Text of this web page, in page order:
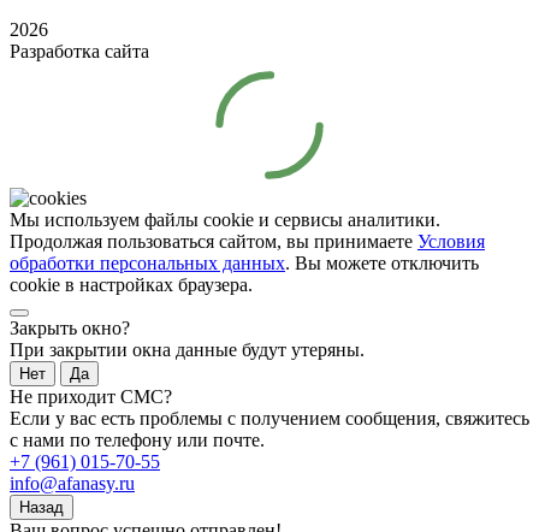
2026
Разработка сайта
Мы используем файлы cookie и сервисы аналитики.
Продолжая пользоваться сайтом, вы принимаете Условия
обработки персональных данных. Вы можете отключить
cookie в настройках браузера.
Закрыть окно?
При закрытии окна данные будут утеряны.
Нет Да
Не приходит СМС?
Если у вас есть проблемы с получением сообщения, свяжитесь
с нами по телефону или почте.
+7 (961) 015-70-55
info@afanasy.ru
Назад